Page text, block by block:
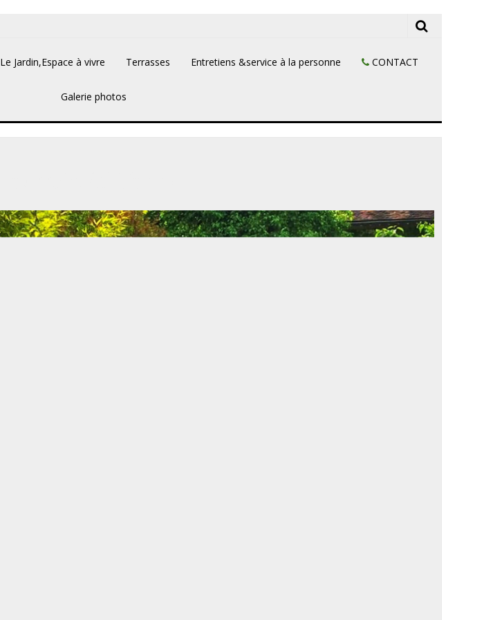
Le Jardin,Espace à vivre Terrasses Entretiens &service à la personne CONTACT
Galerie photos